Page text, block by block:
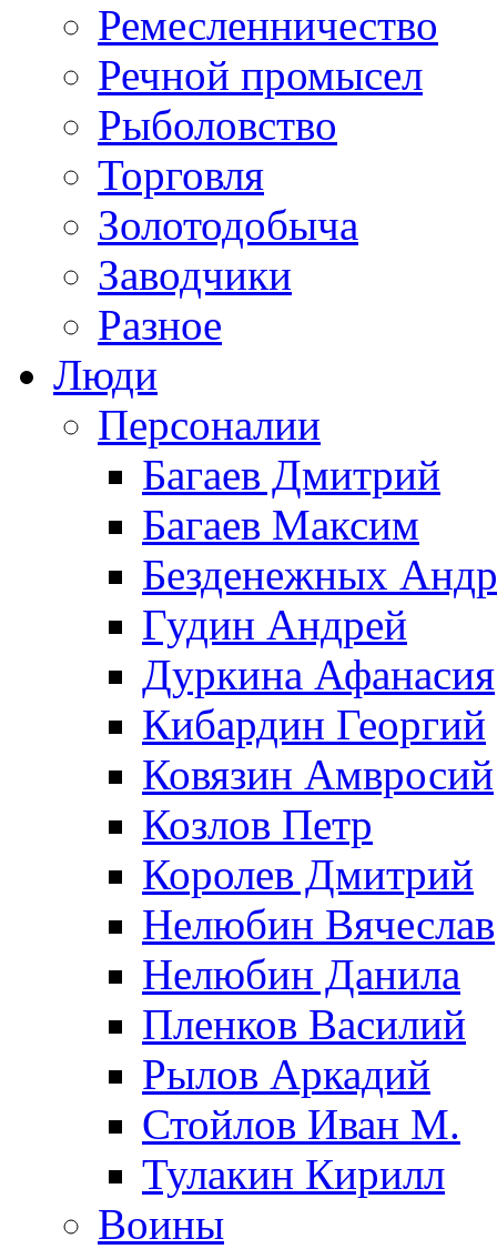
Ремесленничество
Речной промысел
Рыболовство
Торговля
Золотодобыча
Заводчики
Разное
Люди
Персоналии
Багаев Дмитрий
Багаев Максим
Безденежных
Гудин Андрей
Дуркина Афанасия
Кибардин Георгий
Ковязин Амвросий
Козлов Петр
Королев Дмитрий
Нелюбин Вячеслав
Нелюбин Данила
Пленков Василий
Рылов Аркадий
Стойлов Иван М.
Тулакин Кирилл
Воины